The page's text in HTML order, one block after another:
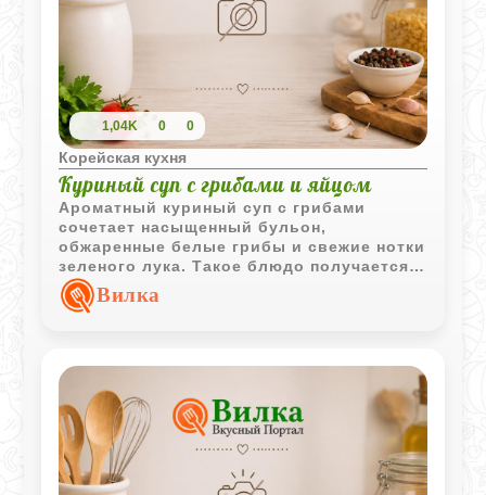
1,04K 0 0
Корейская кухня
Куриный суп с грибами и яйцом
Ароматный куриный суп с грибами
сочетает насыщенный бульон,
обжаренные белые грибы и свежие нотки
зеленого лука. Такое блюдо получается
одновременно легким и сытным, а подача
с яйцом делает его еще интереснее.
Вилка